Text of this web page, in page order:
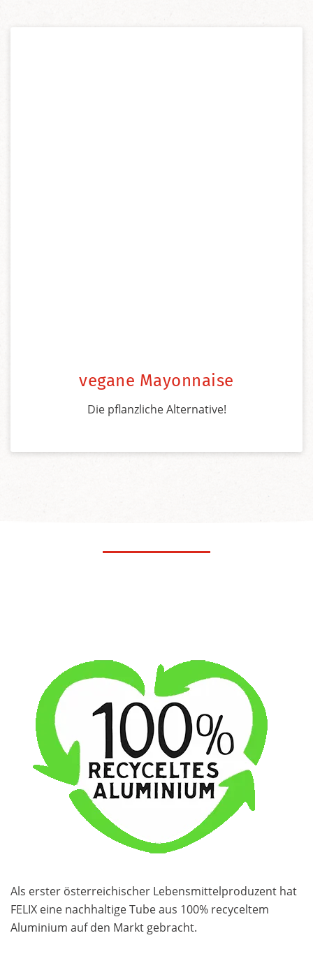
vegane Mayonnaise
Die pflanzliche Alternative!
Als erster österreichischer Lebensmittelproduzent hat
FELIX eine nachhaltige Tube aus 100% recyceltem
Aluminium auf den Markt gebracht.